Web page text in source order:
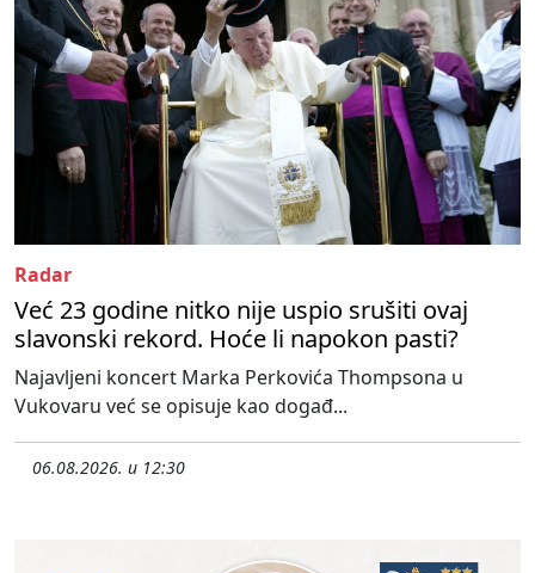
Radar
Već 23 godine nitko nije uspio srušiti ovaj
slavonski rekord. Hoće li napokon pasti?
Najavljeni koncert Marka Perkovića Thompsona u
Vukovaru već se opisuje kao događ...
06.08.2026. u 12:30